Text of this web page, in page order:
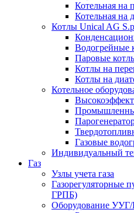
Котельная на
Котельная на
Котлы Unical AG
Водогрейные
Паровые
Котлы на
Котлы на
Котельное
Газовые
Индивидуальный
Газ
Узлы учета газа
ГРПБ)
Оборудование